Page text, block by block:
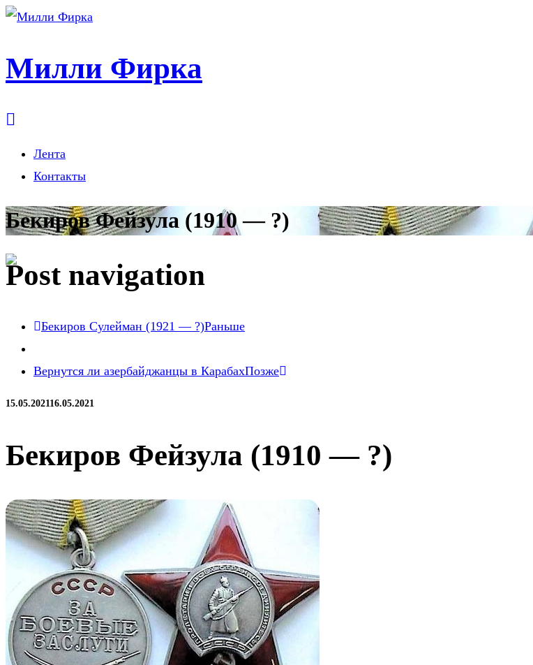
Милли Фирка
Лента
Контакты
Бекиров Фейзула (1910 — ?)
Post navigation
Бекиров Сулейман (1921 — ?)Раньше
Вернутся ли азербайджанцы в КарабахПозже
15.05.202116.05.2021
Бекиров Фейзула (1910 — ?)